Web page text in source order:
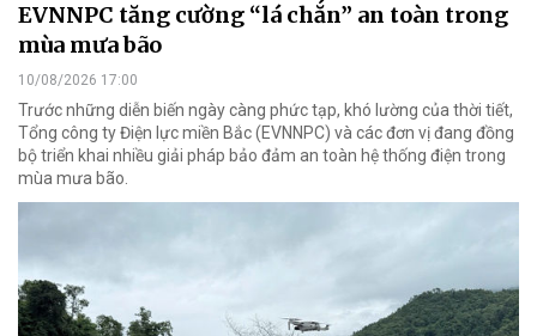
EVNNPC tăng cường “lá chắn” an toàn trong
mùa mưa bão
10/08/2026 17:00
Trước những diễn biến ngày càng phức tạp, khó lường của thời tiết,
Tổng công ty Điện lực miền Bắc (EVNNPC) và các đơn vị đang đồng
bộ triển khai nhiều giải pháp bảo đảm an toàn hệ thống điện trong
mùa mưa bão.